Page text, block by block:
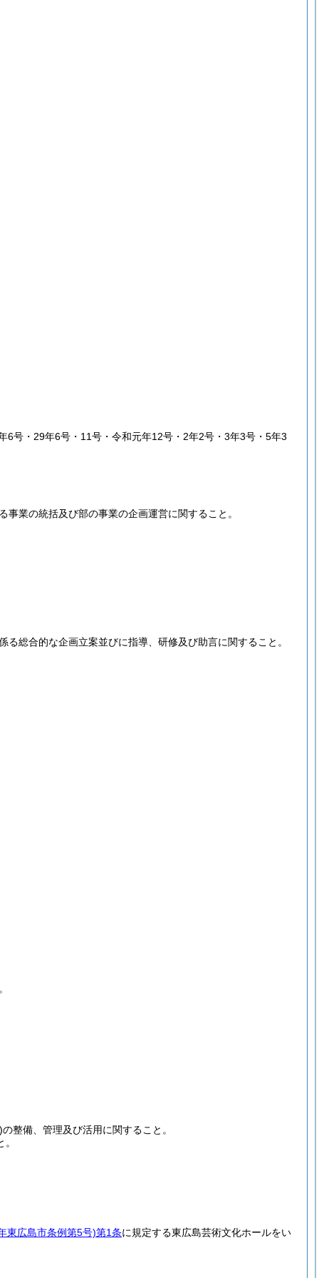
号・29年6号・11号・令和元年12号・2年2号・3年3号・5年3
業の統括及び部の事業の企画運営に関すること。
総合的な企画立案並びに指導、研修及び助言に関すること。
の整備、管理及び活用に関すること。
東広島市条例第5号)第1条に規定する東広島芸術文化ホールをい